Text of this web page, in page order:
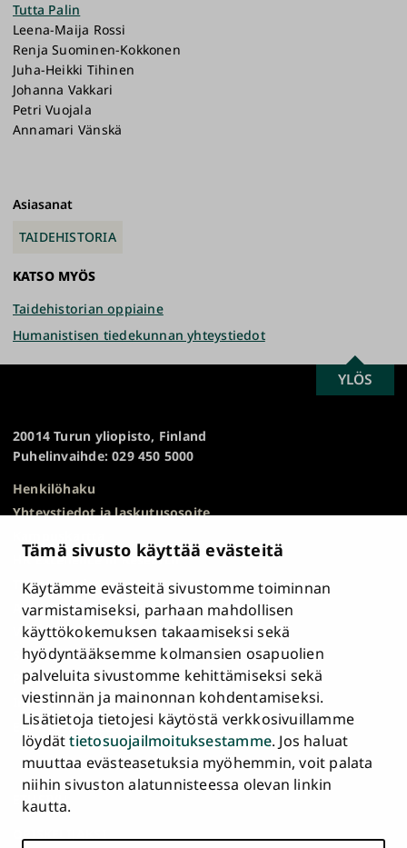
Tämä sivusto käyttää evästeitä
Käytämme evästeitä sivustomme toiminnan
varmistamiseksi, parhaan mahdollisen
käyttökokemuksen takaamiseksi sekä
hyödyntääksemme kolmansien osapuolien
palveluita sivustomme kehittämiseksi sekä
viestinnän ja mainonnan kohdentamiseksi.
Lisätietoja tietojesi käytöstä verkkosivuillamme
löydättietosuojailmoituksestamme. Jos haluat
muuttaa evästeasetuksia myöhemmin, voit palata
niihin sivuston alatunnisteessa olevan linkin
kautta.
Tutta Palin
Leena-Maija Rossi
Renja Suominen-Kokkonen
Juha-Heikki Tihinen
Johanna Vakkari
Petri Vuojala
Annamari Vänskä
Asiasanat
TAIDEHISTORIA
KATSO MYÖS
Taidehistorian oppiaine
Humanistisen tiedekunnan yhteystiedot
20014 Turun yliopisto, Finland
Puhelinvaihde: 029 450 5000
Henkilöhaku
Yhteystiedot ja laskutusosoite
HR Excellence in Research
Tietosuojailmoitus
Asiakirjajulkisuuskuvaus ja tietopyynnöt
Väärinkäytösepäilyt
Saavutettavuusseloste
Palaute
Intranet ja sähköiset työkalut
Evästeasetukset
Päävalikko
alatunnisteessa
ETUSIVU
Turun
yliopisto
Turun
yliopisto
TurunTurunTurunTurun
SCROLL
TO
YLÖS